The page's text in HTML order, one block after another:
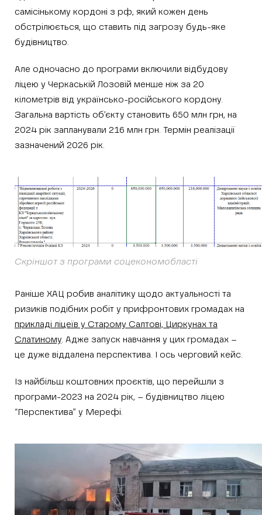
самісінькому кордоні з рф, який кожен день
обстрілюється, що ставить під загрозу будь-яке
будівництво.
Але одночасно до програми включили відбудову
ліцею у Черкаській Лозовій менше ніж за 20
кілометрів від українсько-російського кордону.
Загальна вартість об’єкту становить 650 млн грн, на
2024 рік запланували 216 млн грн. Термін реалізації
зазначений 2026 рік.
Скріншот з програми соцекономобласті
Раніше ХАЦ робив аналітику щодо актуальності та
ризиків подібних робіт у прифронтових громадах на
прикладі ліцеїв у Старому Салтові, Циркунах та
Слатиному. Адже запуск навчання у цих громадах –
це дуже віддалена перспектива. І ось черговий кейс.
Із найбільш коштовних проєктів, що перейшли з
програми-2023 на 2024 рік, – будівництво ліцею
“Перспектива” у Мерефі.